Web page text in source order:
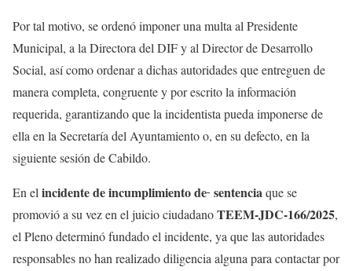
Por tal motivo, se ordenó imponer una multa al Presidente
Municipal, a la Directora del DIF y al Director de Desarrollo
Social, así como ordenar a dichas autoridades que entreguen de
manera completa, congruente y por escrito la información
requerida, garantizando que la incidentista pueda imponerse de
ella en la Secretaría del Ayuntamiento o, en su defecto, en la
siguiente sesión de Cabildo.
En el incidente de incumplimiento de sentenciaque se
promovió a su vez en el juicio ciudadanoTEEM-JDC-166/2025,
el Pleno determinó fundado el incidente, ya que las autoridades
responsables no han realizado diligencia alguna para contactar por